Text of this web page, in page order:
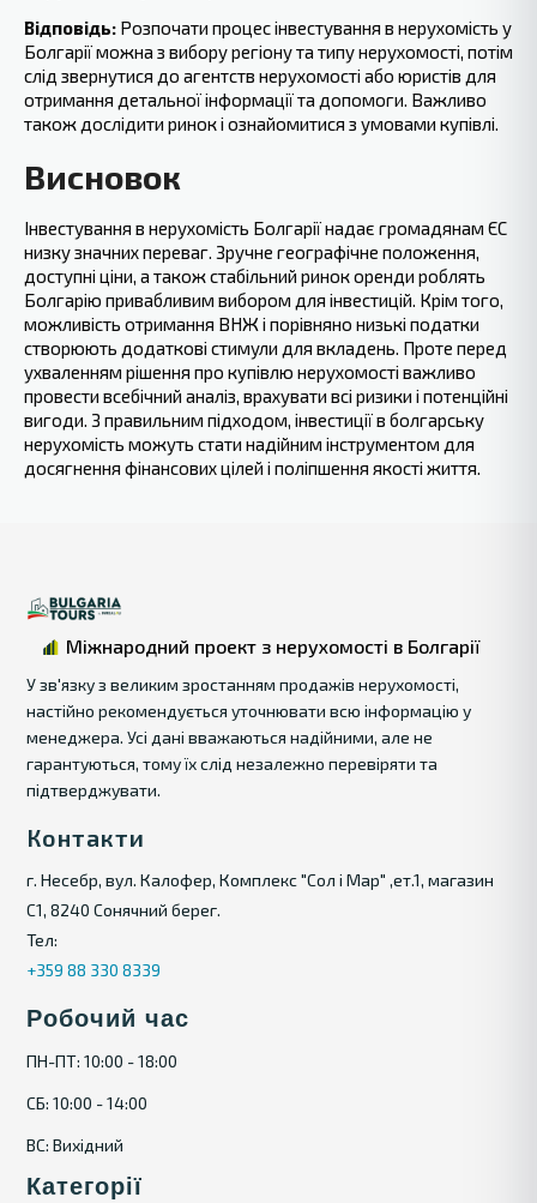
Відповідь: Розпочати процес інвестування в нерухомість у
Болгарії можна з вибору‍ регіону та типу нерухомості, потім
слід звернутися до агентств нерухомості або юристів для
отримання детальної інформації та допомоги. Важливо
також‍ дослідити ринок і ознайомитися з умовами купівлі.
Висновок
Інвестування в нерухомість Болгарії надає громадянам ЄС
низку значних переваг. Зручне географічне положення,
доступні ціни, а також стабільний ринок оренди роблять
Болгарію привабливим вибором для інвестицій. Крім того,
можливість отримання ВНЖ і порівняно низькі податки
створюють додаткові стимули для вкладень. Проте перед
ухваленням рішення про купівлю нерухомості важливо
провести всебічний аналіз, врахувати всі ризики і потенційні
вигоди. З правильним підходом, інвестиції в болгарську
нерухомість можуть стати надійним інструментом для
досягнення фінансових цілей і поліпшення якості життя.
Міжнародний проект з нерухомості в Болгарії
У зв'язку з великим зростанням продажів нерухомості,
настійно рекомендується уточнювати всю інформацію у
менеджера. Усі дані вважаються надійними, але не
гарантуються, тому їх слід незалежно перевіряти та
підтверджувати.
Контакти
г. Несебр, вул. Калофер, Комплекс "Сол і Мар" ,ет.1, магазин
С1, 8240 Сонячний берег.
Тел:
+359 88 330 8339
Робочий час
ПН-ПТ: 10:00 - 18:00
СБ: 10:00 - 14:00
ВС: Вихідний
Категорії